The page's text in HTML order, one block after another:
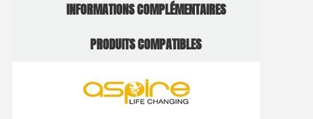
INFORMATIONS COMPLÉMENTAIRES
PRODUITS COMPATIBLES